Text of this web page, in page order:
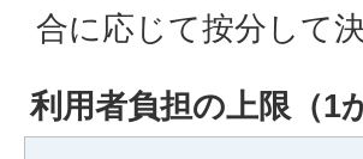
合に応じて按分して
利用者負担の上限（1